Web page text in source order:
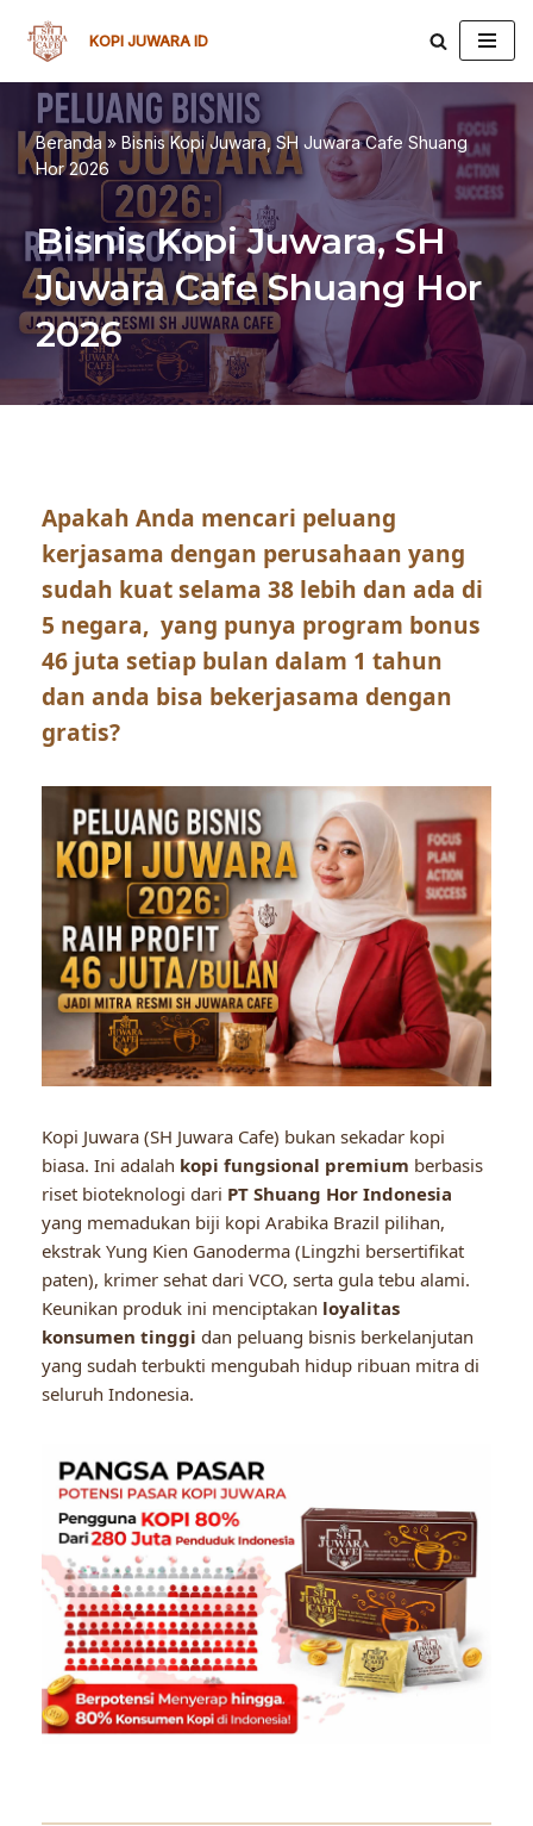
Lompat
konten
KOPI JUWARA ID
Beranda » Bisnis Kopi Juwara, SH Juwara Cafe Shuang
Hor 2026
Bisnis Kopi Juwara, SH
Juwara Cafe Shuang Hor
2026
Apakah Anda mencari peluang
kerjasama dengan perusahaan yang
sudah kuat selama 38 lebih dan ada di
5 negara, yang punya program bonus
46 juta setiap bulan dalam 1 tahun
dan anda bisa bekerjasama dengan
gratis?
Kopi Juwara (SH Juwara Cafe) bukan sekadar kopi
biasa. Ini adalah kopi fungsional premium berbasis
riset bioteknologi dari PT Shuang Hor Indonesia
yang memadukan biji kopi Arabika Brazil pilihan,
ekstrak Yung Kien Ganoderma (Lingzhi bersertifikat
paten), krimer sehat dari VCO, serta gula tebu alami.
Keunikan produk ini menciptakan loyalitas
konsumen tinggi dan peluang bisnis berkelanjutan
yang sudah terbukti mengubah hidup ribuan mitra di
seluruh Indonesia.